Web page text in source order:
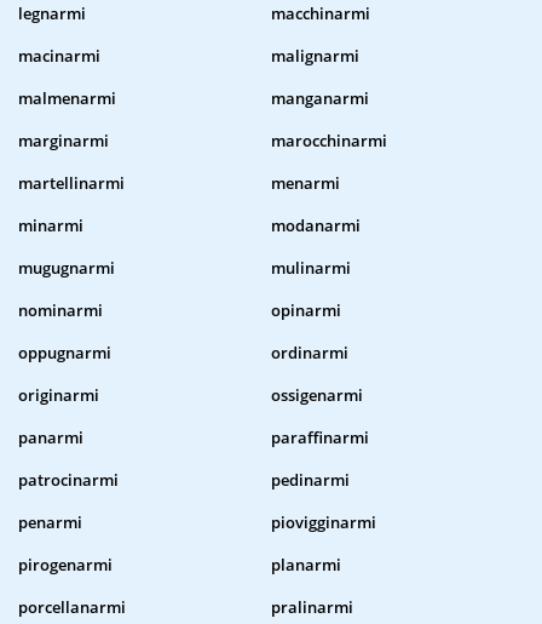
legnarmi
macchinarmi
macinarmi
malignarmi
malmenarmi
manganarmi
marginarmi
marocchinarmi
martellinarmi
menarmi
minarmi
modanarmi
mugugnarmi
mulinarmi
nominarmi
opinarmi
oppugnarmi
ordinarmi
originarmi
ossigenarmi
panarmi
paraffinarmi
patrocinarmi
pedinarmi
penarmi
piovigginarmi
pirogenarmi
planarmi
porcellanarmi
pralinarmi